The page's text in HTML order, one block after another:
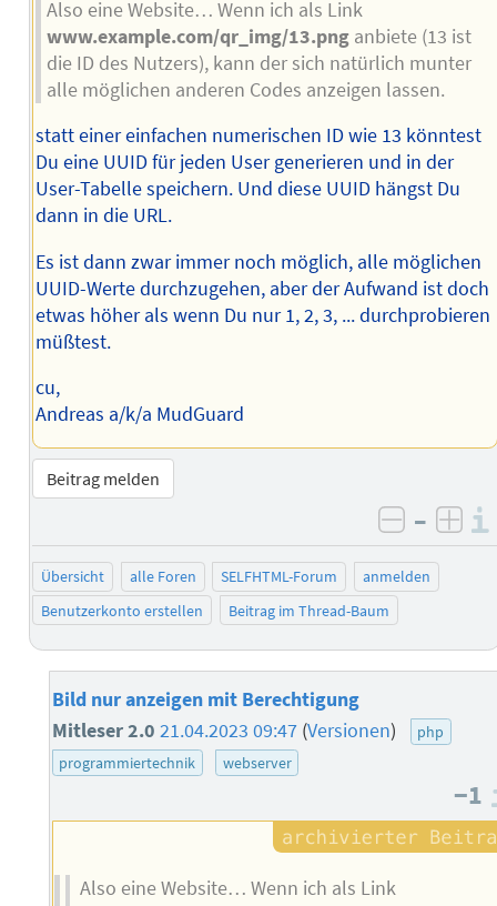
Also eine Website… Wenn ich als Link
www.example.com/qr_img/13.pnganbiete (13 ist
die ID des Nutzers), kann der sich natürlich munter
alle möglichen anderen Codes anzeigen lassen.
statt einer einfachen numerischen ID wie 13 könntest
Du eine UUID für jeden User generieren und in der
User-Tabelle speichern. Und diese UUID hängst Du
dann in die URL.
Es ist dann zwar immer noch möglich, alle möglichen
UUID-Werte durchzugehen, aber der Aufwand ist doch
etwas höher als wenn Du nur 1, 2, 3, ... durchprobieren
müßtest.
cu,
Andreas a/k/a MudGuard
Beitrag melden
negativ
–
Übersicht alle Foren SELFHTML-Forum
anmelden
Benutzerkonto erstellen
Beitrag im Thread-Baum
Bild nur anzeigen mit Berechtigung
Mitleser 2.0 21.04.2023 09:47 (Versionen)
php
programmiertechnik
webserver
−1
Also eine Website… Wenn ich als Link